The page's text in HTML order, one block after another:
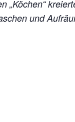
und